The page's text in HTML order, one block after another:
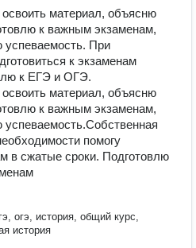
освоить материал, объясню
к важным экзаменам,
успеваемость. При
к экзаменам
к ЕГЭ и ОГЭ.
освоить материал, объясню
к важным экзаменам,
помогу
в сжатые сроки. Подготовлю
огэ, история, общий курс,
история